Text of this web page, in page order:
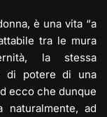
è una vita “a
tra le mura
la stessa
di potere di una
ecco che dunque
naturalmente, ad